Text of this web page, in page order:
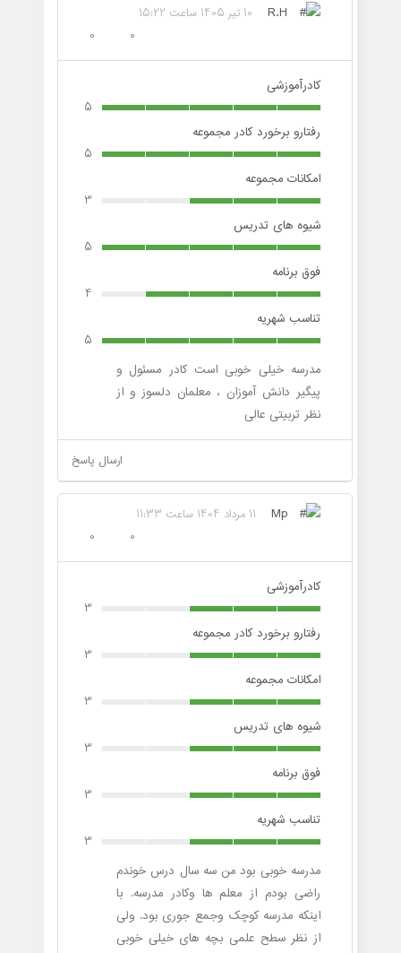
R.H
10 تیر 1405 ساعت 15:22
0
0
کادرآموزشی
5
رفتارو برخورد کادر مجموعه
5
امکانات مجموعه
3
شیوه های تدریس
5
فوق برنامه
4
تناسب شهریه
5
مدرسه خیلی خوبی است کادر مسئول و
پیگیر دانش آموزان ، معلمان دلسوز و از
نظر تربیتی عالی
ارسال پاسخ
Mp
11 مرداد 1404 ساعت 11:33
0
0
کادرآموزشی
3
رفتارو برخورد کادر مجموعه
3
امکانات مجموعه
3
شیوه های تدریس
3
فوق برنامه
3
تناسب شهریه
3
مدرسه خوبی بود من سه سال درس خوندم
راضی بودم از معلم ها وکادر مدرسه. با
اینکه مدرسه کوچک وجمع جوری بود. ولی
از نظر سطح علمی بچه های خیلی خوبی